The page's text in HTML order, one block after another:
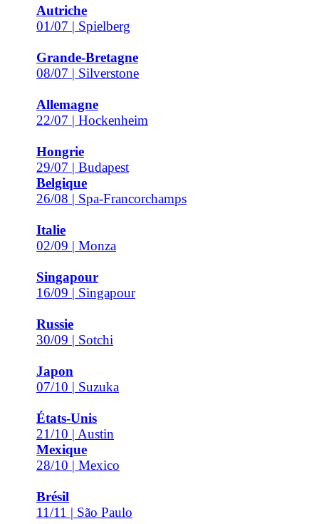
Autriche
01/07 | Spielberg
Grande-Bretagne
08/07 | Silverstone
Allemagne
22/07 | Hockenheim
Hongrie
29/07 | Budapest
Belgique
26/08 | Spa-Francorchamps
Italie
02/09 | Monza
Singapour
16/09 | Singapour
Russie
30/09 | Sotchi
Japon
07/10 | Suzuka
États-Unis
21/10 | Austin
Mexique
28/10 | Mexico
Brésil
11/11 | São Paulo